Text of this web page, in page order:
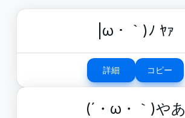
|ω・｀)ﾉ ﾔｧ
詳細 コピー
(´・ω・｀)やあ